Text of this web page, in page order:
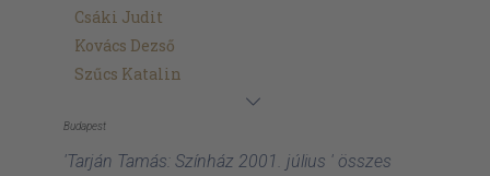
Csáki Judit
Kovács Dezső
Szűcs Katalin
Budapest
'Tarján Tamás: Színház 2001. július ' összes